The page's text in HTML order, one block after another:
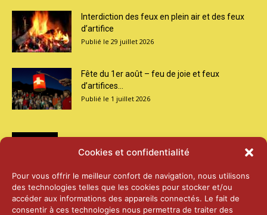
Cookies et confidentialité
Pour vous offrir le meilleur confort de navigation, nous utilisons
des technologies telles que les cookies pour stocker et/ou
accéder aux informations des appareils connectés. Le fait de
consentir à ces technologies nous permettra de traiter des
Interdiction des feux en plein air et des feux
d’artifice
29 juillet 2026
Fête du 1er août – feu de joie et feux
d’artifices...
1 juillet 2026
2026 – Laiterie d’Orsières et Abbaye de St-
Maurice
25 juin 2026